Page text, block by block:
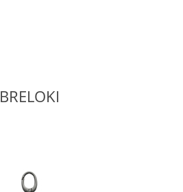
BRELOKI